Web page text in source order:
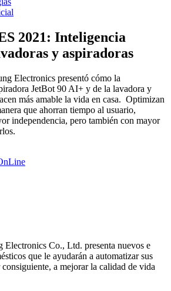
2021: Inteligencia
y aspiradoras
Electronics presentó cómo la
JetBot 90 AI+ y de la lavadora y
más amable la vida en casa. Optimizan
que ahorran tiempo al usuario,
independencia, pero también con mayor
Electronics Co., Ltd. presenta nuevos e
que le ayudarán a automatizar sus
consiguiente, a mejorar la calidad de vida